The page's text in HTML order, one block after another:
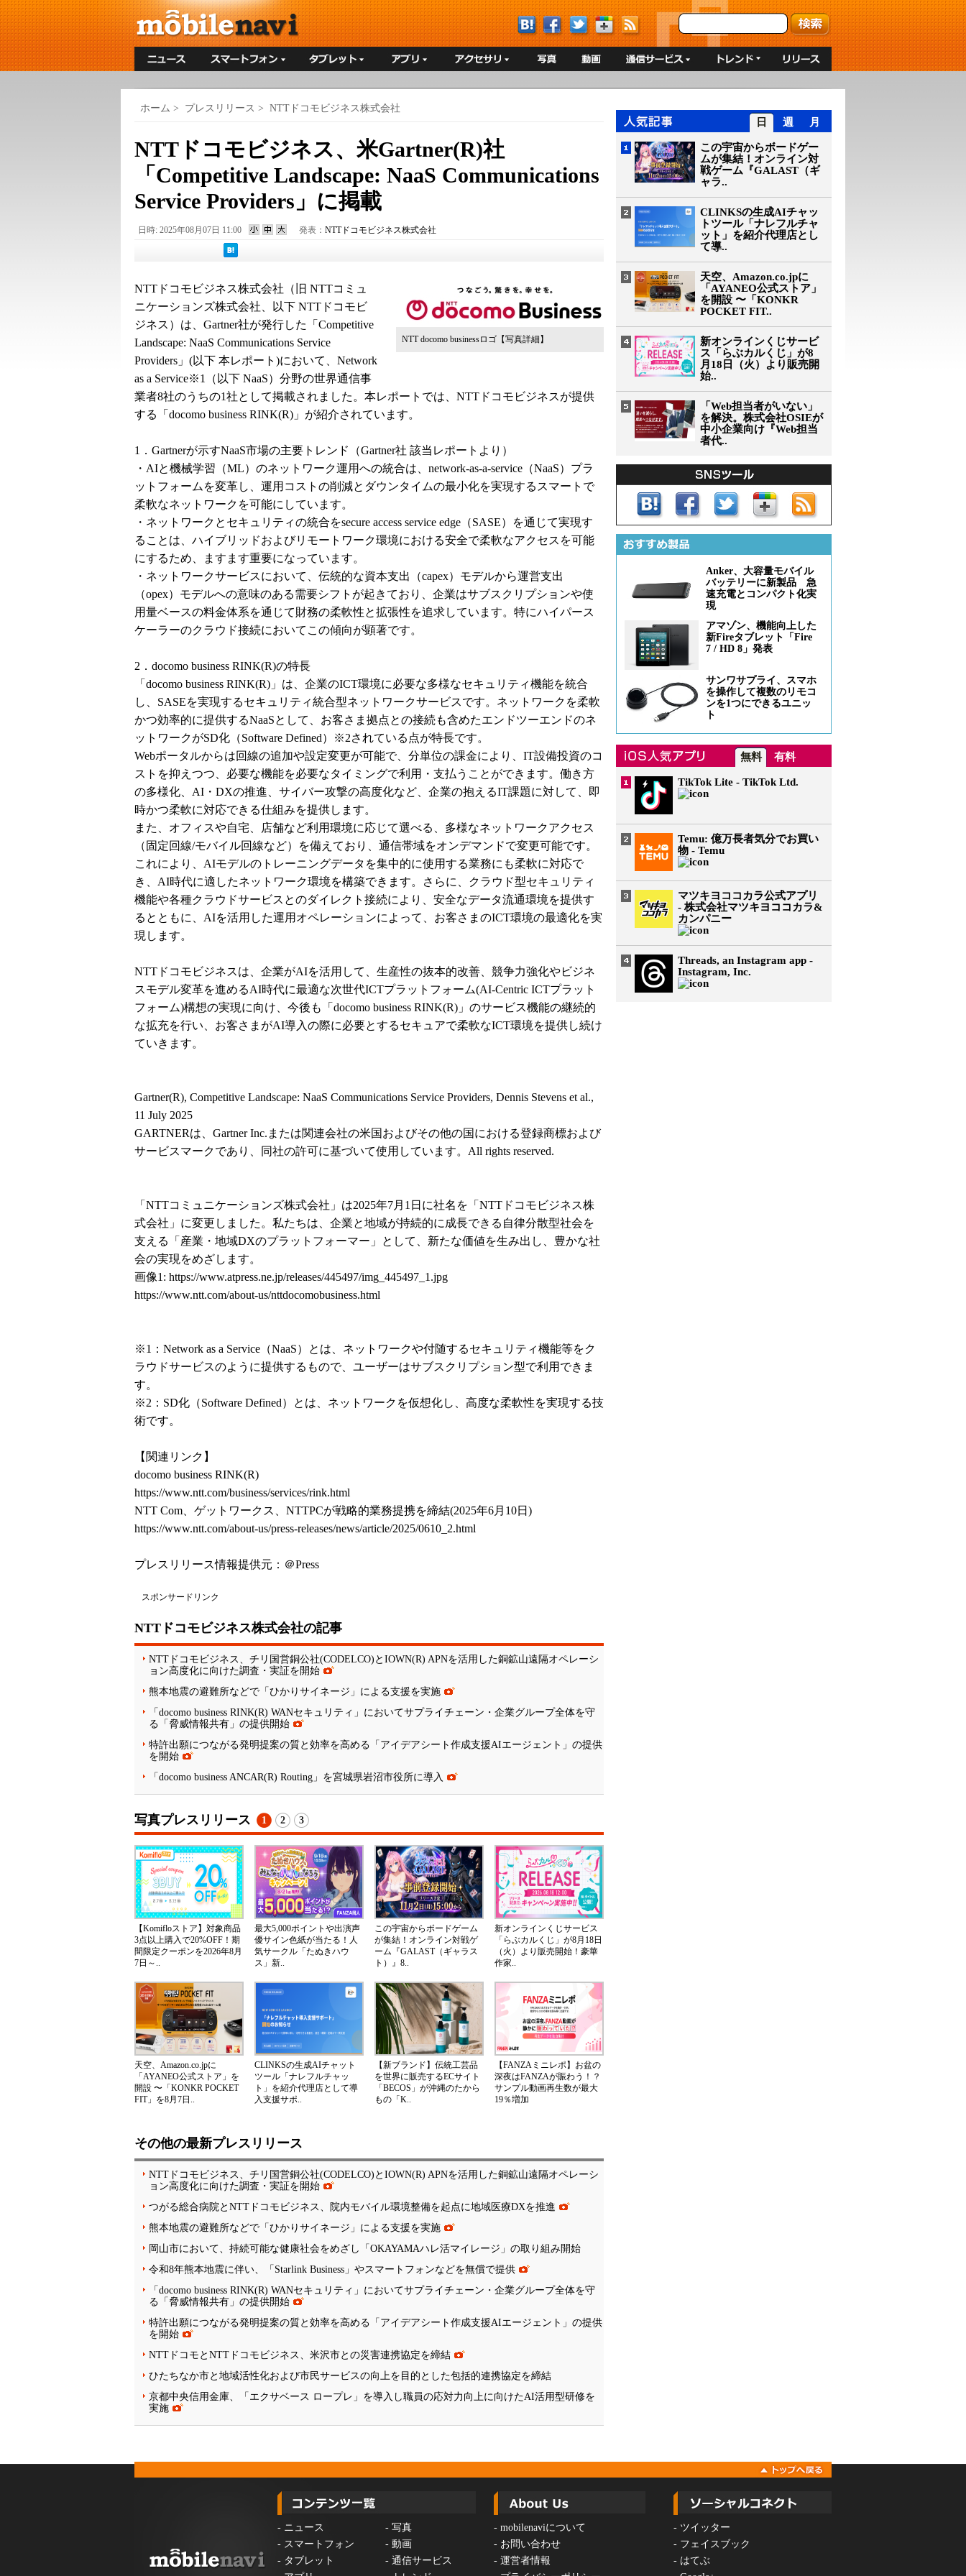
ホーム > プレスリリース > NTTドコモビジネス株式会社
NTTドコモビジネス、米Gartner(R)社
「Competitive Landscape: NaaS Communications
Service Providers」に掲載
日時: 2025年08月07日 11:00 発表： NTTドコモビジネス株式会社
NTT docomo businessロゴ 【写真詳細】
NTTドコモビジネス株式会社（旧 NTTコミュ
ニケーションズ株式会社、以下 NTTドコモビ
ジネス）は、Gartner社が発行した「Competitive
Landscape: NaaS Communications Service
Providers」(以下 本レポート)において、Network
as a Service※1（以下 NaaS）分野の世界通信事
業者8社のうちの1社として掲載されました。本レポートでは、NTTドコモビジネスが提供
する「docomo business RINK(R)」が紹介されています。
1．Gartnerが示すNaaS市場の主要トレンド（Gartner社 該当レポートより）
・AIと機械学習（ML）のネットワーク運用への統合は、network-as-a-service（NaaS）プラ
ットフォームを変革し、運用コストの削減とダウンタイムの最小化を実現するスマートで
柔軟なネットワークを可能にしています。
・ネットワークとセキュリティの統合をsecure access service edge（SASE）を通じて実現す
ることは、ハイブリッドおよびリモートワーク環境における安全で柔軟なアクセスを可能
にするため、ますます重要になっています。
・ネットワークサービスにおいて、伝統的な資本支出（capex）モデルから運営支出
（opex）モデルへの意味のある需要シフトが起きており、企業はサブスクリプションや使
用量ベースの料金体系を通じて財務の柔軟性と拡張性を追求しています。特にハイパース
ケーラーのクラウド接続においてこの傾向が顕著です。
2．docomo business RINK(R)の特長
「docomo business RINK(R)」は、企業のICT環境に必要な多様なセキュリティ機能を統合
し、SASEを実現するセキュリティ統合型ネットワークサービスです。ネットワークを柔軟
かつ効率的に提供するNaaSとして、お客さま拠点との接続も含めたエンドツーエンドのネ
ットワークがSD化（Software Defined）※2されている点が特長です。
Webポータルからは回線の追加や設定変更が可能で、分単位の課金により、IT設備投資のコ
ストを抑えつつ、必要な機能を必要なタイミングで利用・支払うことができます。働き方
の多様化、AI・DXの推進、サイバー攻撃の高度化など、企業の抱えるIT課題に対して、即
時かつ柔軟に対応できる仕組みを提供します。
また、オフィスや自宅、店舗など利用環境に応じて選べる、多様なネットワークアクセス
（固定回線/モバイル回線など）を備えており、通信帯域をオンデマンドで変更可能です。
これにより、AIモデルのトレーニングデータを集中的に使用する業務にも柔軟に対応で
き、AI時代に適したネットワーク環境を構築できます。さらに、クラウド型セキュリティ
機能や各種クラウドサービスとのダイレクト接続により、安全なデータ流通環境を提供す
るとともに、AIを活用した運用オペレーションによって、お客さまのICT環境の最適化を実
現します。
NTTドコモビジネスは、企業がAIを活用して、生産性の抜本的改善、競争力強化やビジネ
スモデル変革を進めるAI時代に最適な次世代ICTプラットフォーム(AI-Centric ICTプラット
フォーム)構想の実現に向け、今後も「docomo business RINK(R)」のサービス機能の継続的
な拡充を行い、お客さまがAI導入の際に必要とするセキュアで柔軟なICT環境を提供し続け
ていきます。
Gartner(R), Competitive Landscape: NaaS Communications Service Providers, Dennis Stevens et al.,
11 July 2025
GARTNERは、Gartner Inc.または関連会社の米国およびその他の国における登録商標および
サービスマークであり、同社の許可に基づいて使用しています。All rights reserved.
「NTTコミュニケーションズ株式会社」は2025年7月1日に社名を「NTTドコモビジネス株
式会社」に変更しました。私たちは、企業と地域が持続的に成長できる自律分散型社会を
支える「産業・地域DXのプラットフォーマー」として、新たな価値を生み出し、豊かな社
会の実現をめざします。
画像1: https://www.atpress.ne.jp/releases/445497/img_445497_1.jpg
https://www.ntt.com/about-us/nttdocomobusiness.html
※1：Network as a Service（NaaS）とは、ネットワークや付随するセキュリティ機能等をク
ラウドサービスのように提供するもので、ユーザーはサブスクリプション型で利用できま
す。
※2：SD化（Software Defined）とは、ネットワークを仮想化し、高度な柔軟性を実現する技
術です。
【関連リンク】
docomo business RINK(R)
https://www.ntt.com/business/services/rink.html
NTT Com、ゲットワークス、NTTPCが戦略的業務提携を締結(2025年6月10日)
https://www.ntt.com/about-us/press-releases/news/article/2025/0610_2.html
プレスリリース情報提供元： ＠Press
スポンサードリンク
NTTドコモビジネス株式会社の記事
NTTドコモビジネス、チリ国営銅公社(CODELCO)とIOWN(R) APNを活用した銅鉱山遠隔オペレーシ
ョン高度化に向けた調査・実証を開始
熊本地震の避難所などで「ひかりサイネージ」による支援を実施
「docomo business RINK(R) WANセキュリティ」においてサプライチェーン・企業グループ全体を守
る「脅威情報共有」の提供開始
特許出願につながる発明提案の質と効率を高める「アイデアシート作成支援AIエージェント」の提供
を開始
「docomo business ANCAR(R) Routing」を宮城県岩沼市役所に導入
写真プレスリリース 1 2 3
【Komifloストア】対象商品
3点以上購入で20%OFF！期
間限定クーポンを2026年8月
7日～..
最大5,000ポイントや出演声
優サイン色紙が当たる！人
気サークル「たぬきハウ
ス」新..
この宇宙からボードゲーム
が集結！オンライン対戦ゲ
ーム『GALAST（ギャラス
ト）』8..
新オンラインくじサービス
「らぶカルくじ」が8月18日
（火）より販売開始！豪華
作家..
天空、Amazon.co.jpに
「AYANEO公式ストア」を
開設 〜「KONKR POCKET
FIT」を8月7日..
CLINKSの生成AIチャット
ツール「ナレフルチャッ
ト」を紹介代理店として導
入支援サポ..
【新ブランド】伝統工芸品
を世界に販売するECサイト
「BECOS」が沖縄のたから
もの「K..
【FANZAミニレポ】お盆の
深夜はFANZAが賑わう！？
サンプル動画再生数が最大
19％増加
その他の最新プレスリリース
NTTドコモビジネス、チリ国営銅公社(CODELCO)とIOWN(R) APNを活用した銅鉱山遠隔オペレーシ
ョン高度化に向けた調査・実証を開始
つがる総合病院とNTTドコモビジネス、院内モバイル環境整備を起点に地域医療DXを推進
熊本地震の避難所などで「ひかりサイネージ」による支援を実施
岡山市において、持続可能な健康社会をめざし「OKAYAMAハレ活マイレージ」の取り組み開始
令和8年熊本地震に伴い、「Starlink Business」やスマートフォンなどを無償で提供
「docomo business RINK(R) WANセキュリティ」においてサプライチェーン・企業グループ全体を守
る「脅威情報共有」の提供開始
特許出願につながる発明提案の質と効率を高める「アイデアシート作成支援AIエージェント」の提供
を開始
NTTドコモとNTTドコモビジネス、米沢市との災害連携協定を締結
ひたちなか市と地域活性化および市民サービスの向上を目的とした包括的連携協定を締結
京都中央信用金庫、「エクサベース ロープレ」を導入し職員の応対力向上に向けたAI活用型研修を
実施
日 週 月
この宇宙からボードゲー
ムが集結！オンライン対
戦ゲーム『GALAST（ギ
ャラ..
CLINKSの生成AIチャッ
トツール「ナレフルチャ
ット」を紹介代理店とし
て導..
天空、Amazon.co.jpに
「AYANEO公式ストア」
を開設 〜「KONKR
POCKET FIT..
新オンラインくじサービ
ス「らぶカルくじ」が8
月18日（火）より販売開
始..
「Web担当者がいない」
を解決。株式会社OSIEが
中小企業向け『Web担当
者代..
Anker、大容量モバイル
バッテリーに新製品 急
速充電とコンパクト化実
現
アマゾン、機能向上した
新Fireタブレット「Fire
7 / HD 8」発表
サンワサプライ、スマホ
を操作して複数のリモコ
ンを1つにできるユニッ
ト
無料 有料
TikTok Lite - TikTok Ltd.
Temu: 億万長者気分でお買い
物 - Temu
マツキヨココカラ公式アプリ
- 株式会社マツキヨココカラ&
カンパニー
Threads, an Instagram app -
Instagram, Inc.
- ニュース - 写真
- スマートフォン - 動画
- タブレット - 通信サービス
- mobilenaviについて
- お問い合わせ
- 運営者情報
- ツイッター
- フェイスブック
- はてぶ